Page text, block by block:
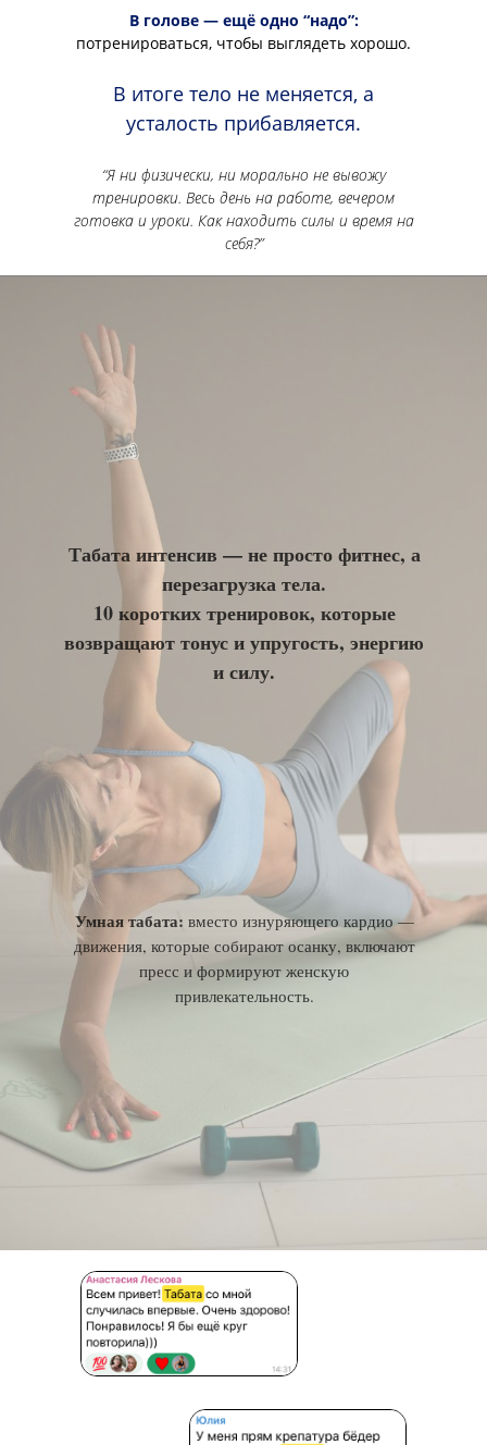
В итоге тело не меняется, а
усталость прибавляется.
“Я ни физически, ни морально не вывожу
тренировки. Весь день на работе, вечером
готовка и уроки. Как находить силы и время на
себя?”
В голове — ещё одно “надо”:
потренироваться, чтобы выглядеть хорошо.
Табата интенсив —не просто фитнес, а
перезагрузка тела.
10 коротких тренировок, которые
возвращают тонус и упругость, энергию
и силу.
Умная табата: вместо изнуряющего кардио —
движения, которые собирают осанку, включают
пресс и формируют женскую
привлекательность.